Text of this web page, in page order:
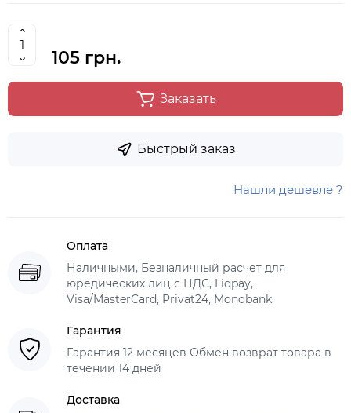
105 грн.
Заказать
Быстрый заказ
Нашли дешевле ?
Оплата
Наличными, Безналичный расчет для
юредических лиц с НДС, Liqpay,
Visa/MasterCard, Privat24, Monobank
Гарантия
Гарантия 12 месяцев Обмен возврат товара в
течении 14 дней
Доставка